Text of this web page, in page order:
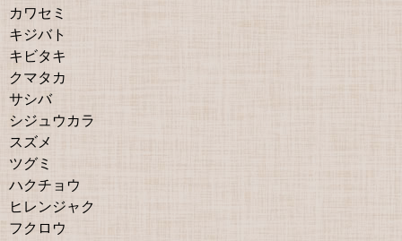
カワセミ
キジバト
キビタキ
クマタカ
サシバ
シジュウカラ
スズメ
ツグミ
ハクチョウ
ヒレンジャク
フクロウ